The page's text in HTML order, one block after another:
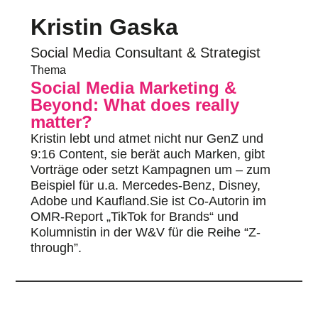
Kristin Gaska
Social Media Consultant & Strategist
Thema
Social Media Marketing &
Beyond: What does really
matter?
Kristin lebt und atmet nicht nur GenZ und
9:16 Content, sie berät auch Marken, gibt
Vorträge oder setzt Kampagnen um – zum
Beispiel für u.a. Mercedes-Benz, Disney,
Adobe und Kaufland.Sie ist Co-Autorin im
OMR-Report „TikTok for Brands“ und
Kolumnistin in der W&V für die Reihe “Z-
through”.